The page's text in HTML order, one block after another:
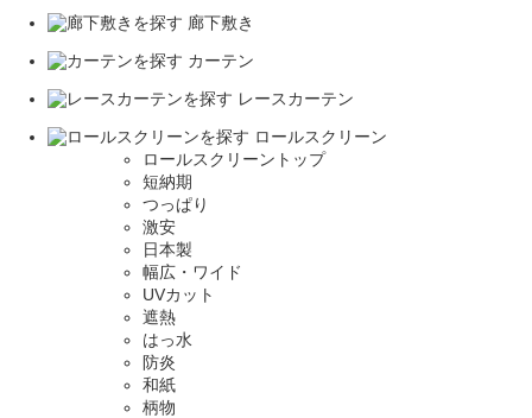
廊下敷き
カーテン
レースカーテン
ロールスクリーン
ロールスクリーントップ
短納期
つっぱり
激安
日本製
幅広・ワイド
UVカット
遮熱
はっ水
防炎
和紙
柄物